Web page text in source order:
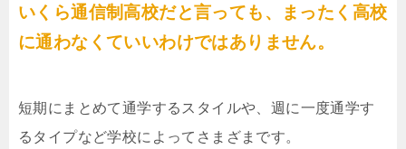
いくら通信制高校だと言っても、まったく高校
に通わなくていいわけではありません。
短期にまとめて通学するスタイルや、週に一度通学す
るタイプなど学校によってさまざまです。